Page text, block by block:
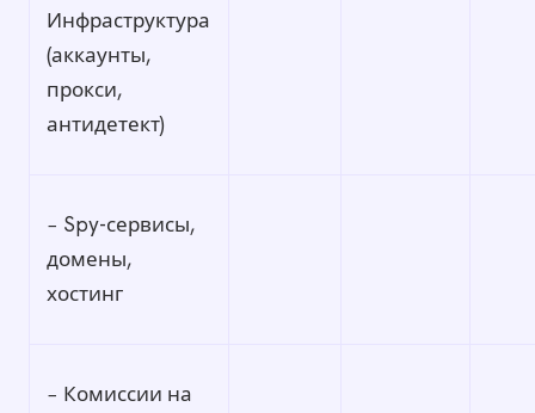
Инфраструктура
(аккаунты,
прокси,
антидетект)
− Spy-сервисы,
домены,
хостинг
− Комиссии на